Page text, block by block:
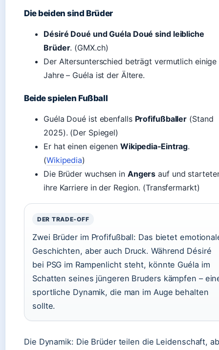
Die beiden sind Brüder
Désiré Doué und Guéla Doué sind leibliche
Brüder. (GMX.ch)
Der Altersunterschied beträgt vermutlich einige
Jahre – Guéla ist der Ältere.
Beide spielen Fußball
Guéla Doué ist ebenfalls Profifußballer (Stand
2025). (Der Spiegel)
Er hat einen eigenen Wikipedia‑Eintrag.
(Wikipedia)
Die Brüder wuchsen in Angers auf und
ihre Karriere in der Region. (Transfermarkt)
DER TRADE‑OFF
Zwei Brüder im Profifußball: Das bietet
Geschichten, aber auch Druck. Während Désiré
bei PSG im Rampenlicht steht, könnte Guéla im
Schatten seines jüngeren Bruders kämpfen –
sportliche Dynamik, die man im Auge behalten
sollte.
Die Dynamik: Die Brüder teilen die Leidenschaft,